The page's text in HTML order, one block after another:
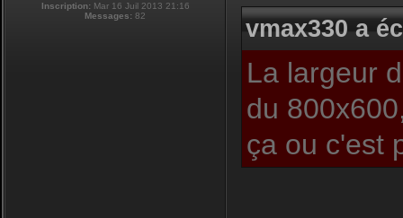
Inscription: Mar 16 Juil 2013 21:16
Messages: 82 vmax330 a
La largeur
du
ça ou c'est